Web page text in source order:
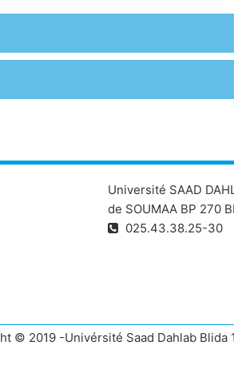
Université SAAD
de SOUMAA BP 270
025.43.38.25-30
© 2019 -Univérsité Saad Dahlab Blida 1